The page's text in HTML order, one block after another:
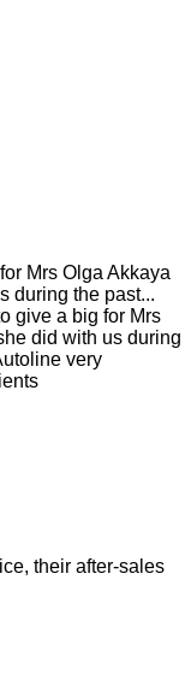
Mrs Olga Akkaya
during the past...
give a big for Mrs
did with us during
very
their after-sales